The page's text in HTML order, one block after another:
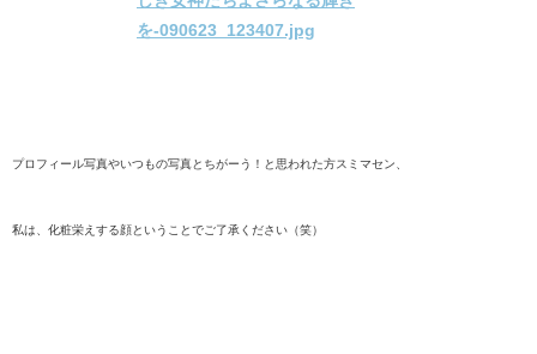
プロフィール写真やいつもの写真とちがーう！と思われた方スミマセン、
私は、化粧栄えする顔ということでご了承ください（笑）